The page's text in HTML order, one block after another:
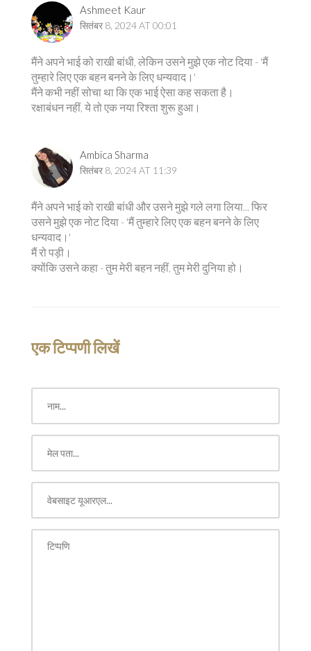
Ashmeet Kaur
सितंबर 8, 2024 AT 00:01
मैंने अपने भाई को राखी बांधी, लेकिन उसने मुझे एक नोट दिया - 'मैं
तुम्हारे लिए एक बहन बनने के लिए धन्यवाद।'
मैंने कभी नहीं सोचा था कि एक भाई ऐसा कह सकता है।
रक्षाबंधन नहीं, ये तो एक नया रिश्ता शुरू हुआ।
Ambica Sharma
सितंबर 8, 2024 AT 11:39
मैंने अपने भाई को राखी बांधी और उसने मुझे गले लगा लिया... फिर
उसने मुझे एक नोट दिया - 'मैं तुम्हारे लिए एक बहन बनने के लिए
धन्यवाद।'
मैं रो पड़ी।
क्योंकि उसने कहा - तुम मेरी बहन नहीं, तुम मेरी दुनिया हो।
एक टिप्पणी लिखें